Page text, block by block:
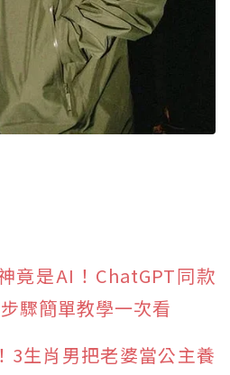
竟是AI！ChatGPT同款
驟簡單教學一次看
3生肖男把老婆當公主養